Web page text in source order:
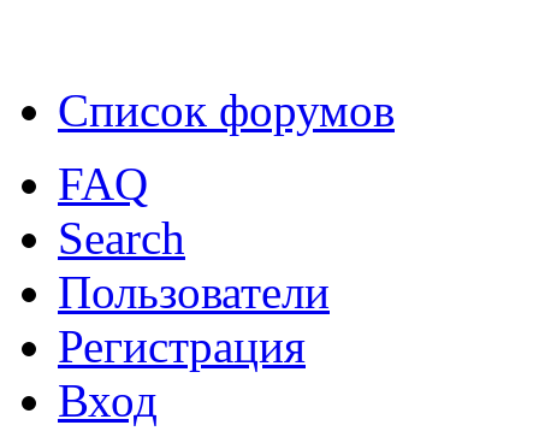
Список форумов
FAQ
Search
Пользователи
Регистрация
Вход